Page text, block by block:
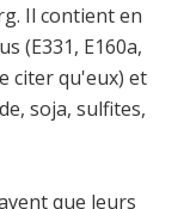
Il contient en
(E331, E160a,
citer qu'eux) et
soja, sulfites,
que leurs